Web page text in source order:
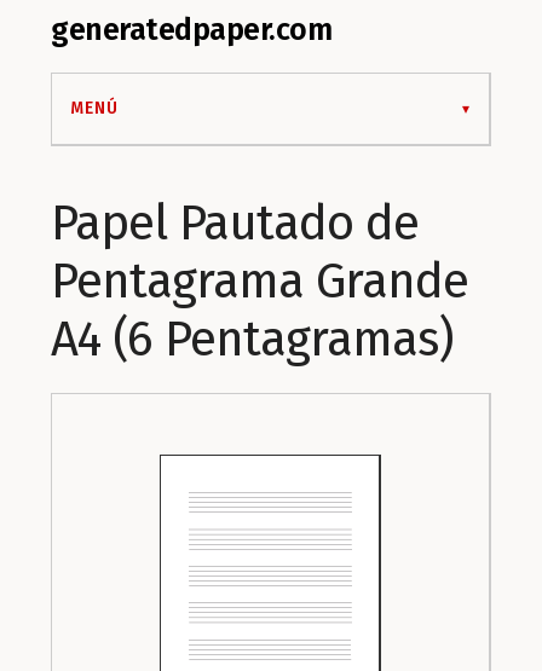
generatedpaper.com
MENÚ
Papel Pautado de
Pentagrama Grande
A4 (6 Pentagramas)